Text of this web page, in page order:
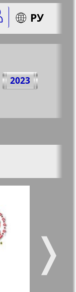
РУ
2023
❭